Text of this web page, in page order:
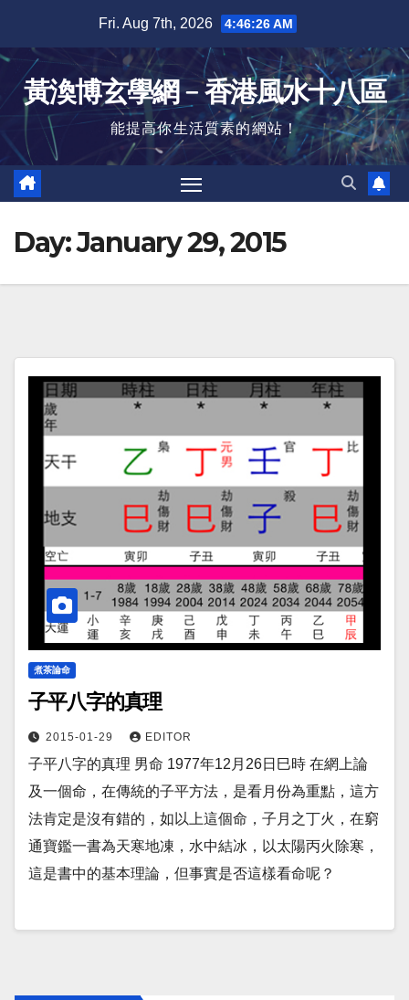
content
Fri. Aug 7th, 2026 4:46:27 AM
黃渙博玄學網﹣香港風水十八區
能提高你生活質素的網站！
Day:January 29, 2015
煮茶論命
子平八字的真理
2015-01-29 EDITOR
子平八字的真理 男命 1977年12月26日巳時 在網上論
及一個命，在傳統的子平方法，是看月份為重點，這方
法肯定是沒有錯的，如以上這個命，子月之丁火，在窮
通寶鑑一書為天寒地凍，水中結冰，以太陽丙火除寒，
這是書中的基本理論，但事實是否這樣看命呢？